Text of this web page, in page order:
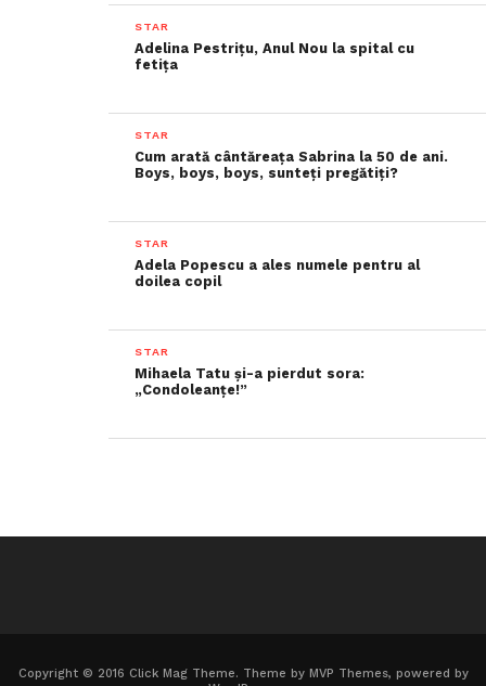
STAR
Adelina Pestrițu, Anul Nou la spital cu
fetița
STAR
Cum arată cântăreața Sabrina la 50 de ani.
Boys, boys, boys, sunteți pregătiți?
STAR
Adela Popescu a ales numele pentru al
doilea copil
STAR
Mihaela Tatu și-a pierdut sora:
„Condoleanțe!”
Copyright © 2016 Click Mag Theme. Theme by MVP Themes, powered by